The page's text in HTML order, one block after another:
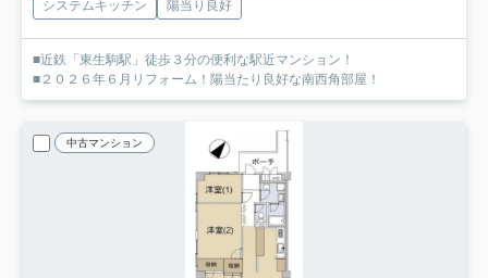
システムキッチン
陽当り良好
■近鉄「東生駒駅」徒歩３分の便利な駅近マンション！
■２０２６年６月リフォーム！陽当たり良好な南西角部屋！
中古マンション